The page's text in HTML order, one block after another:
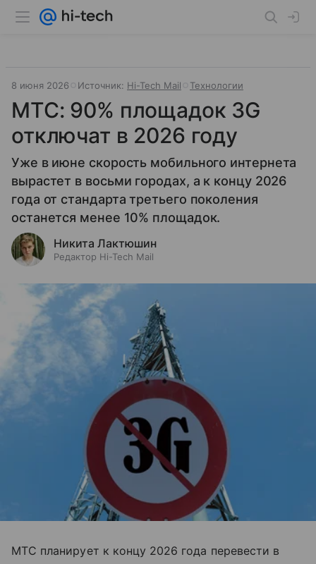
8 июня 2026 Источник: Hi-Tech Mail Технологии
МТС: 90% площадок 3G
отключат в 2026 году
Уже в июне скорость мобильного интернета
вырастет в восьми городах, а к концу 2026
года от стандарта третьего поколения
останется менее 10% площадок.
Никита Лактюшин
Редактор Hi-Tech Mail
МТС планирует к концу 2026 года перевести в